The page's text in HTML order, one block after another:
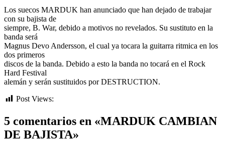
Los suecos MARDUK han anunciado que han dejado de trabajar
con su bajista de
siempre, B. War, debido a motivos no revelados. Su sustituto en la
banda será
Magnus Devo Andersson, el cual ya tocara la guitarra ritmica en los
dos primeros
discos de la banda. Debido a esto la banda no tocará en el Rock
Hard Festival
alemán y serán sustituidos por DESTRUCTION.
Post Views:
5 comentarios en «MARDUK CAMBIAN
DE BAJISTA»